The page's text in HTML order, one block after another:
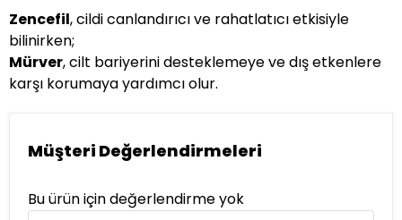
Zencefil, cildi canlandırıcı ve rahatlatıcı etkisiyle
bilinirken;
Mürver, cilt bariyerini desteklemeye ve dış etkenlere
karşı korumaya yardımcı olur.
Müşteri Değerlendirmeleri
Bu ürün için değerlendirme yok